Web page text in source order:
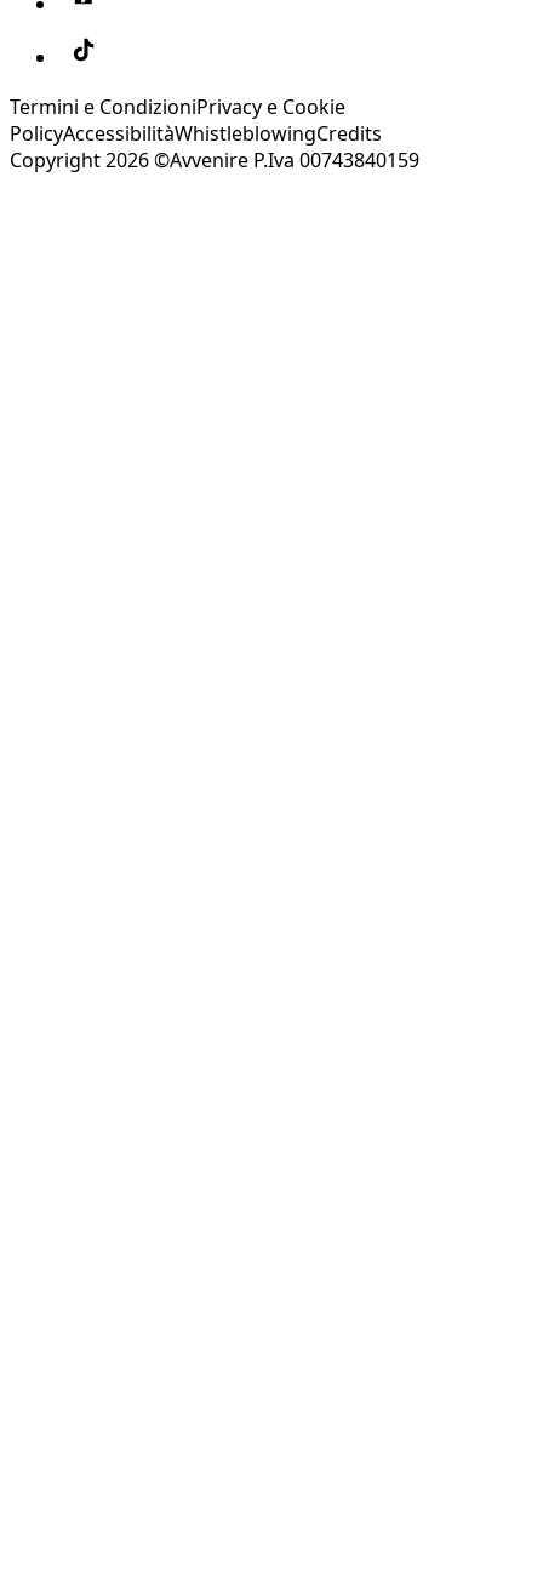
Termini e CondizioniPrivacy e Cookie
PolicyAccessibilitàWhistleblowingCredits
Copyright 2026 ©Avvenire P.Iva 00743840159